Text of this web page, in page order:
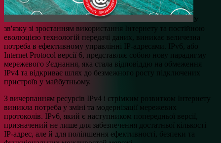
У
зв'язку зі зростанням використання Інтернету та постійною
еволюцією технологій передачі даних, виникає величезна
потреба в ефективному управлінні IP-адресами. IPv6, або
Internet Protocol версії 6, представляє собою нову парадигму
мережевого з'єднання, яка стала відповіддю на обмеження
IPv4 та відкриває шлях до безмежного росту підключених
пристроїв у майбутньому.
З вичерпанням ресурсів IPv4 і стрімким розвитком Інтернету
виникла потреба у зміні та модернізації мережевих
протоколів. IPv6, який є наступником попередньої версії,
призначений не лише для забезпечення достатньої кількості
IP-адрес, але й для поліпшення ефективності, безпеки та